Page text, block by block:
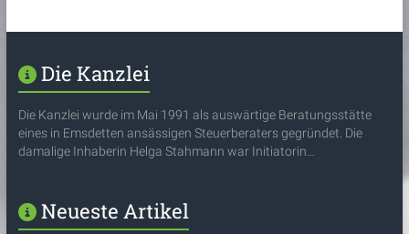
Die Kanzlei
Die Kanzlei wurde im Mai 1991 als auswärtige Beratungsstätte
eines in Emsdetten ansässigen Steuerberaters gegründet. Die
damalige Inhaberin Helga Stahmann war Initiatorin…
Neueste Artikel